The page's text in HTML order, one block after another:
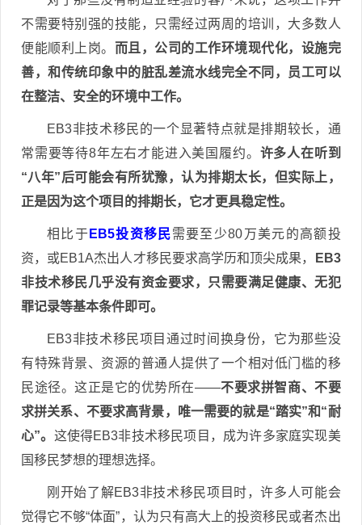
不需要特别强的技能，只需经过两周的培训，大多数人
便能顺利上岗。 而且，公司的工作环境现代化，设施完
善，和传统印象中的脏乱差流水线完全不同，员工可以
在整洁、安全的环境中工作。
EB3非技术移民的一个显著特点就是排期较长，通
常需要等待8年左右才能进入美国履约。 许多人在听到
“八年”后可能会有所犹豫，认为排期太长，但实际上，
正是因为这个项目的排期长，它才更具稳定性。
相比于 EB5投资移民需要至少80万美元的高额投
资，或EB1A杰出人才移民要求高学历和顶尖成果，
EB3
非技术移民几乎没有资金要求，只需要满足健康、无犯
罪记录等基本条件即可。
EB3非技术移民项目通过时间换身份，它为那些没
有特殊背景、资源的普通人提供了一个相对低门槛的移
民途径。这正是它的优势所在——不要求拼智商、不要
求拼关系、不要求高背景，唯一需要的就是“踏实”和“耐
心”。 这使得EB3非技术移民项目，成为许多家庭实现美
国移民梦想的理想选择。
刚开始了解EB3非技术移民项目时，许多人可能会
觉得它不够“体面”，认为只有高大上的投资移民或者杰出